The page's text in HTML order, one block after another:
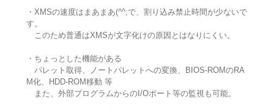
・XMSの速度はまあまあ(^^;で、割り込み禁止時間が少ないで
す。
このため普通はXMSが文字化けの原因とはなりにくい。
・ちょっとした機能がある
パレット取得、ノートパレットへの変換、BIOS-ROMのRA
M化、HDD-ROM移動 等
また、外部プログラムからのI/Oポート等の監視も可能。